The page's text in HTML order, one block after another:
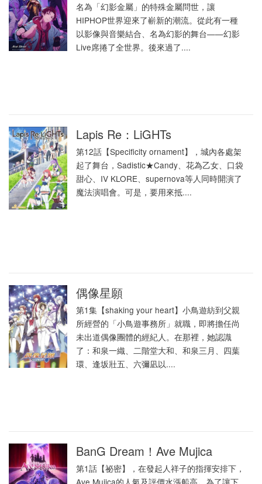
名為「幻影金屬」的特殊金屬問世，讓
HIPHOP世界迎來了嶄新的潮流。從此有一種
以影像與音樂結合、名為幻影的舞台——幻影
Live席捲了全世界。後來過了....
Lapis Re：LiGHTs
第12話【Specificity ornament】，城內各處架
起了舞台，Sadistic★Candy、花為乙女、口袋
甜心、IV KLORE、supernova等人同時開演了
魔法演唱會。可是，要用來抵....
偶像星願
第1集【shaking your heart】小鳥遊紡到父親
所經營的「小鳥遊事務所」就職，即將擔任尚
未出道偶像團體的經紀人。在那裡，她認識
了：和泉一織、二階堂大和、和泉三月、四葉
環、逢坂壯五、六彌凪以....
BanG Dream！Ave Mujica
第1話【祕密】，在發起人祥子的指揮安排下，